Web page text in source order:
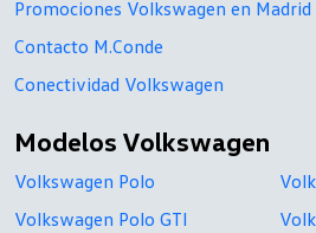
Promociones Volkswagen en Madrid
Contacto M.Conde
Conectividad Volkswagen
Modelos Volkswagen
Volkswagen Polo
Volkswagen Polo GTI